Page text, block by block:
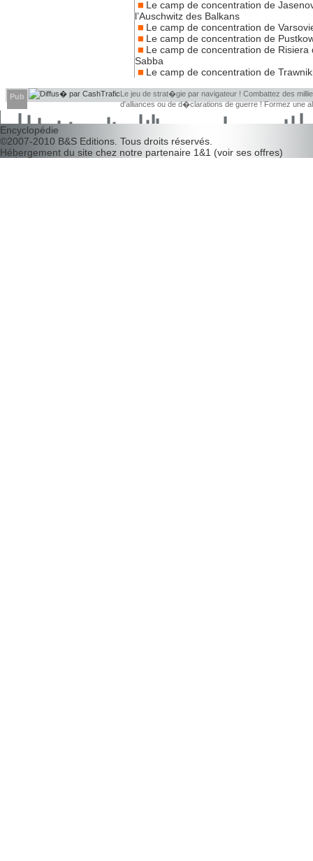
Le camp de concentration de
l’Auschwitz des Balkans
Le camp de concentration de
Le camp de concentration de
Le camp de concentration de Risiera
Sabba
Le camp de concentration de
Pub
Le jeu de strat�gie par navigateur ! Combattez des
d'alliances ou de d�clarations de guerre ! Formez une
d�couvrir leurs faiblesses !
Encyclopédie
©2007-2010 B&S Editions . Tous droits réservés.
Hébergement du site chez notre partenaire 1&1 (voir ses offres)